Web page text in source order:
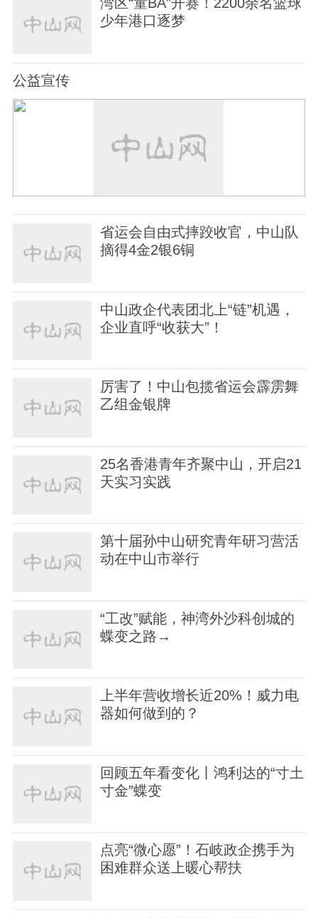
少年港口逐梦
公益宣传
省运会自由式摔跤收官，中山队
摘得4金2银6铜
中山政企代表团北上“链”机遇，
企业直呼“收获大”！
厉害了！中山包揽省运会霹雳舞
乙组金银牌
25名香港青年齐聚中山，开启21
天实习实践
第十届孙中山研究青年研习营活
动在中山市举行
“工改”赋能，神湾外沙科创城的
蝶变之路→
上半年营收增长近20%！威力电
器如何做到的？
回顾五年看变化丨鸿利达的“寸土
寸金”蝶变
点亮“微心愿”！石岐政企携手为
困难群众送上暖心帮扶